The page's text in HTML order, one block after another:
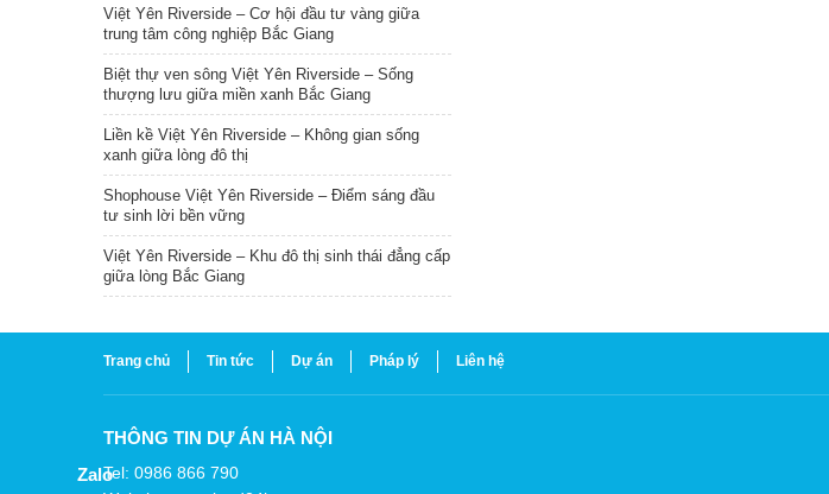
Việt Yên Riverside – Cơ hội đầu tư vàng giữa
trung tâm công nghiệp Bắc Giang
Biệt thự ven sông Việt Yên Riverside – Sống
thượng lưu giữa miền xanh Bắc Giang
Liền kề Việt Yên Riverside – Không gian sống
xanh giữa lòng đô thị
Shophouse Việt Yên Riverside – Điểm sáng đầu
tư sinh lời bền vững
Việt Yên Riverside – Khu đô thị sinh thái đẳng cấp
giữa lòng Bắc Giang
Trang chủ Tin tức Dự án Pháp lý Liên hệ
THÔNG TIN DỰ ÁN HÀ NỘI
Tel: 0986 866 790
Zalo